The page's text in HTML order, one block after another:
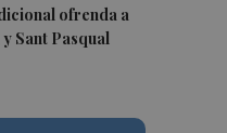
ofrenda a
Sant Pasqual